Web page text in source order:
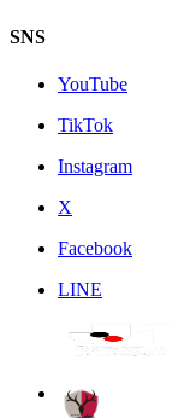
SNS
YouTube
TikTok
Instagram
X
Facebook
LINE